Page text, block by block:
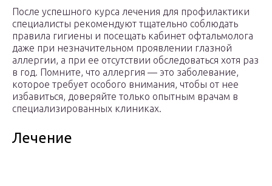
После успешного курса лечения для профилактики
специалисты рекомендуют тщательно соблюдать
правила гигиены и посещать кабинет офтальмолога
даже при незначительном проявлении глазной
аллергии, а при ее отсутствии обследоваться хотя раз
в год. Помните, что аллергия — это заболевание,
которое требует особого внимания, чтобы от нее
избавиться, доверяйте только опытным врачам в
специализированных клиниках.
Лечение